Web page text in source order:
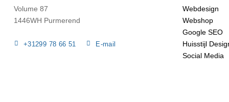
Volume 87
1446WH Purmerend
+31299 78 66 51 E-mail
Webdesign
Webshop
Google SEO
Huisstijl
Social Media